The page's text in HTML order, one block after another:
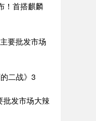
！首搭麒麟
要批发市场
二战》3
批发市场大辣